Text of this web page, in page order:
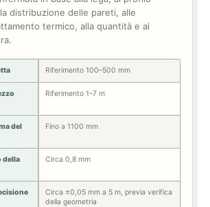
distribuzione delle pareti, alle
termico, alla quantità e ai
Riferimento 100–500 mm
Riferimento 1–7 m
del
Fino a 1100 mm
della
Circa 0,8 mm
Circa ±0,05 mm a 5 m, previa verifica
della geometria